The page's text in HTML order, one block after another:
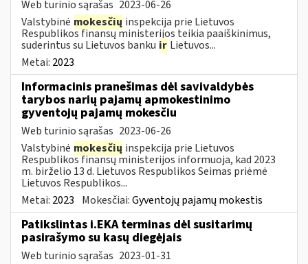
Web turinio sąrašas 2023-06-26
Valstybinė mokesčių inspekcija prie Lietuvos
Respublikos finansų ministerijos teikia paaiškinimus,
suderintus su Lietuvos banku ir Lietuvos...
Metai: 2023
Informacinis pranešimas dėl savivaldybės
tarybos narių pajamų apmokestinimo
gyventojų pajamų mokesčiu
Web turinio sąrašas 2023-06-26
Valstybinė mokesčių inspekcija prie Lietuvos
Respublikos finansų ministerijos informuoja, kad 2023
m. birželio 13 d. Lietuvos Respublikos Seimas priėmė
Lietuvos Respublikos...
Metai: 2023 Mokesčiai:Gyventojų pajamų mokestis
Patikslintas i.EKA terminas dėl susitarimų
pasirašymo su kasų diegėjais
Web turinio sąrašas 2023-01-31